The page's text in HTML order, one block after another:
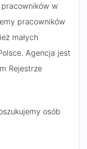
w
pracowników
małych
Agencja jest
Rejestrze
osób